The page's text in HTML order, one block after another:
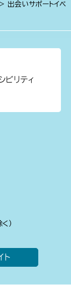
出会いサポートイベ
ビリティ
）
ト